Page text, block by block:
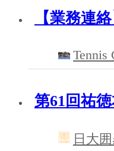
【業務連絡
Tennis
第61回祐
日大